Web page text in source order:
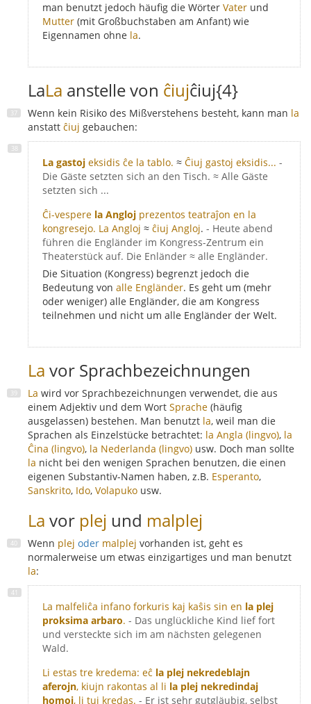
man benutzt jedoch häufig die Wörter Vater und
Mutter (mit Großbuchstaben am Anfant) wie
Eigennamen ohne la.
LaLa anstelle von ĉiujĉiuj{4}
Wenn kein Risiko des Mißverstehens besteht, kann man la
anstatt ĉiuj gebauchen:
La gastoj eksidis ĉe la tablo. ≈ Ĉiuj gastoj eksidis... -
Die Gäste setzten sich an den Tisch. ≈ Alle Gäste
setzten sich ...
Ĉi-vespere la Angloj prezentos teatraĵon en la
kongresejo. La Angloj ≈ ĉiuj Angloj. - Heute abend
führen die Engländer im Kongress-Zentrum ein
Theaterstück auf. Die Enländer ≈ alle Engländer.
Die Situation (Kongress) begrenzt jedoch die
Bedeutung von alle Engländer. Es geht um (mehr
oder weniger) alle Engländer, die am Kongress
teilnehmen und nicht um alle Engländer der Welt.
La vor Sprachbezeichnungen
La wird vor Sprachbezeichnungen verwendet, die aus
einem Adjektiv und dem Wort Sprache (häufig
ausgelassen) bestehen. Man benutzt la, weil man die
Sprachen als Einzelstücke betrachtet: la Angla (lingvo), la
Ĉina (lingvo), la Nederlanda (lingvo) usw. Doch man sollte
la nicht bei den wenigen Sprachen benutzen, die einen
eigenen Substantiv-Namen haben, z.B. Esperanto,
Sanskrito, Ido, Volapuko usw.
La vor plej und malplej
Wenn plej oder malplej vorhanden ist, geht es
normalerweise um etwas einzigartiges und man benutzt
la:
La malfeliĉa infano forkuris kaj kaŝis sin en la plej
proksima arbaro. - Das unglückliche Kind lief fort
und versteckte sich im am nächsten gelegenen
Wald.
Li estas tre kredema: eĉ la plej nekredeblajn
aferojn, kiujn rakontas al li la plej nekredindaj
homoj, li tuj kredas. - Er ist sehr gutgläubig, selbst